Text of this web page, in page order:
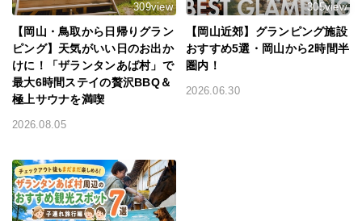
309view
【岡山・鳥取から日帰りグラン
ピング】天気がいい日のお出か
けに！「ザランタンあば村」で
最大6時間ステイの贅沢BBQ＆
極上サウナを満喫
2026.08.05
305view
【岡山近郊】グランピング施設
おすすめ5選・岡山から2時間半
圏内！
2026.06.30